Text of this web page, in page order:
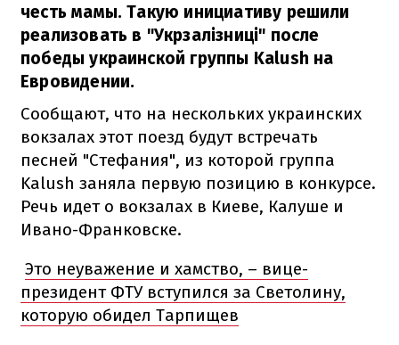
честь мамы. Такую инициативу решили
реализовать в "Укрзалізниці" после
победы украинской группы Kalush на
Евровидении.
Сообщают, что на нескольких украинских
вокзалах этот поезд будут встречать
песней "Стефания", из которой группа
Kalush заняла первую позицию в конкурсе.
Речь идет о вокзалах в Киеве, Калуше и
Ивано-Франковске.
Это неуважение и хамство, – вице-
президент ФТУ вступился за Светолину,
которую обидел Тарпищев